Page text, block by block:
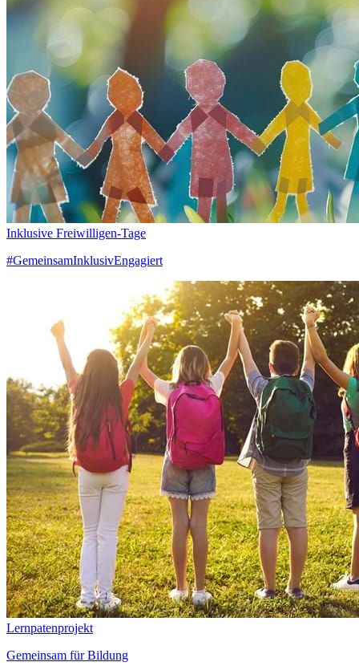
Inklusive Freiwilligen-Tage
#GemeinsamInklusivEngagiert
Lernpatenprojekt
Gemeinsam für Bildung